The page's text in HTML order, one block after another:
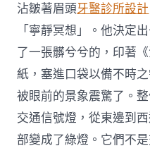
沾皺著眉頭牙醫診所設計
「寧靜冥想」。他決定
了一張髒兮兮的，印著
紙，塞進口袋以備不時
被眼前的景象震驚了。
交通信號燈，從東邊到
部變成了綠燈。它們不